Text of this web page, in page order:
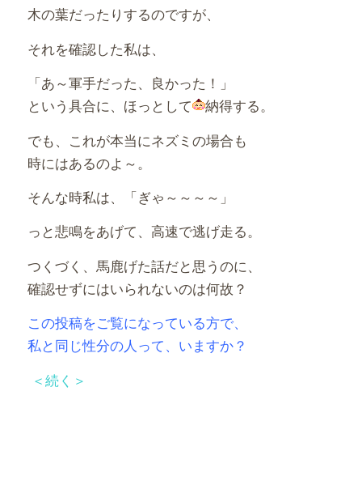
木の葉だったりするのですが、
それを確認した私は、
「あ～軍手だった、良かった！」
という具合に、ほっとして
納得する。
でも、これが本当にネズミの場合も
時にはあるのよ～。
そんな時私は、「ぎゃ～～～～」
っと悲鳴をあげて、高速で逃げ走る。
つくづく、馬鹿げた話だと思うのに、
確認せずにはいられないのは何故？
この投稿をご覧になっている方で、
私と同じ性分の人って、いますか？
＜続く＞